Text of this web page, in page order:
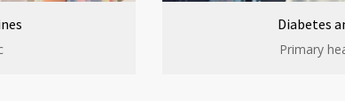
Diabetes
Primary